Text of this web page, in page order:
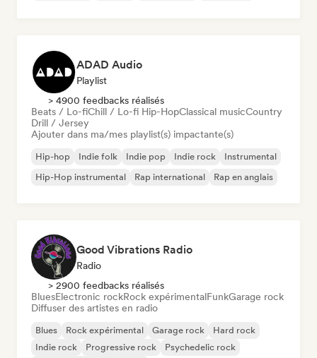
ADAD Audio
Playlist
> 4900 feedbacks réalisés
Beats / Lo-fiChill / Lo-fi Hip-HopClassical musicCountry
Drill / Jersey
Ajouter dans ma/mes playlist(s) impactante(s)
Hip-hop Indie folk Indie pop Indie rock
Instrumental
Hip-Hop instrumental
Rap international Rap en anglais
Good Vibrations Radio
Radio
> 2900 feedbacks réalisés
BluesElectronic rockRock expérimentalFunkGarage rock
Diffuser des artistes en radio
Blues Rock expérimental Garage rock
Hard rock
Indie rock
Progressive rock
Psychedelic rock